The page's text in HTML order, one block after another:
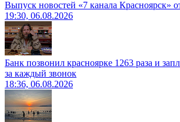
Выпуск новостей «7 канала Красноярск»
19:30, 06.08.2026
Банк позвонил красноярке 1263 раза и
за каждый звонок
18:36, 06.08.2026